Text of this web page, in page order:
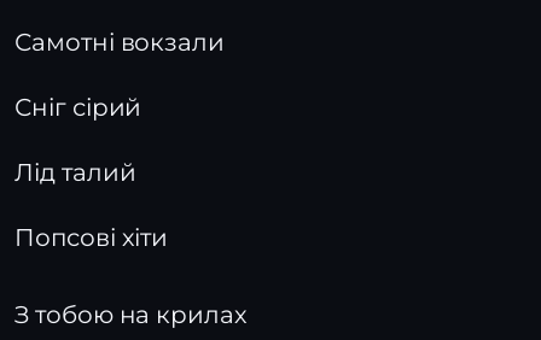
Самотні вокзали
Сніг сірий
Лід талий
Попсові хіти
З тобою на крилах